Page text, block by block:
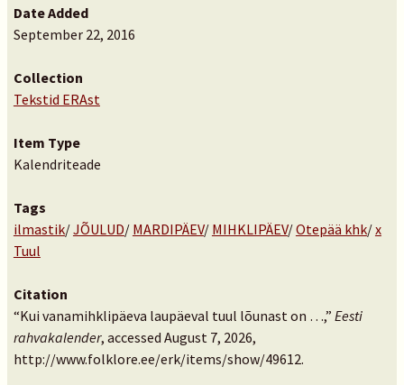
Date Added
September 22, 2016
Collection
Tekstid ERAst
Item Type
Kalendriteade
Tags
ilmastik/JÕULUD/ MARDIPÄEV/ MIHKLIPÄEV/Otepää khk/x
Tuul
Citation
“Kui vanamihklipäeva laupäeval tuul lõunast on …,” Eesti
rahvakalender, accessed August 7, 2026,
http://www.folklore.ee/erk/items/show/49612.